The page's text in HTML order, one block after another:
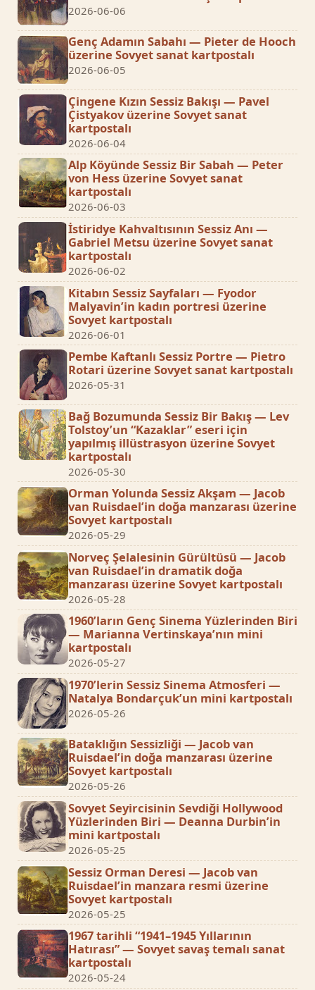
2026-06-06
Genç Adamın Sabahı — Pieter de Hooch
üzerine Sovyet sanat kartpostalı
2026-06-05
Çingene Kızın Sessiz Bakışı — Pavel
Çistyakov üzerine Sovyet sanat
kartpostalı
2026-06-04
Alp Köyünde Sessiz Bir Sabah — Peter
von Hess üzerine Sovyet sanat
kartpostalı
2026-06-03
İstiridye Kahvaltısının Sessiz Anı —
Gabriel Metsu üzerine Sovyet sanat
kartpostalı
2026-06-02
Kitabın Sessiz Sayfaları — Fyodor
Malyavin’in kadın portresi üzerine
Sovyet kartpostalı
2026-06-01
Pembe Kaftanlı Sessiz Portre — Pietro
Rotari üzerine Sovyet sanat kartpostalı
2026-05-31
Bağ Bozumunda Sessiz Bir Bakış — Lev
Tolstoy’un “Kazaklar” eseri için
yapılmış illüstrasyon üzerine Sovyet
kartpostalı
2026-05-30
Orman Yolunda Sessiz Akşam — Jacob
van Ruisdael’in doğa manzarası üzerine
Sovyet kartpostalı
2026-05-29
Norveç Şelalesinin Gürültüsü — Jacob
van Ruisdael’in dramatik doğa
manzarası üzerine Sovyet kartpostalı
2026-05-28
1960’ların Genç Sinema Yüzlerinden Biri
— Marianna Vertinskaya’nın mini
kartpostalı
2026-05-27
1970’lerin Sessiz Sinema Atmosferi —
Natalya Bondarçuk’un mini kartpostalı
2026-05-26
Bataklığın Sessizliği — Jacob van
Ruisdael’in doğa manzarası üzerine
Sovyet kartpostalı
2026-05-26
Sovyet Seyircisinin Sevdiği Hollywood
Yüzlerinden Biri — Deanna Durbin’in
mini kartpostalı
2026-05-25
Sessiz Orman Deresi — Jacob van
Ruisdael’in manzara resmi üzerine
Sovyet kartpostalı
2026-05-25
1967 tarihli “1941–1945 Yıllarının
Hatırası” — Sovyet savaş temalı sanat
kartpostalı
2026-05-24